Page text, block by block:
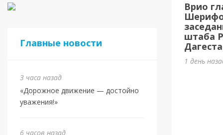
Главные новости
3 часа назад
«Дорожное движение — достойно
уважения!»
6 часов назад
МБУ
2 дня
Врио
штаба
1 день